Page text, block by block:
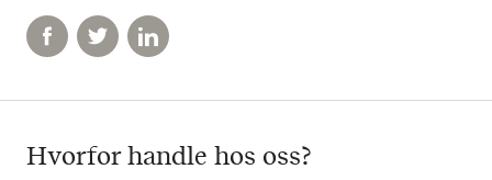
Hvorfor handle hos oss?